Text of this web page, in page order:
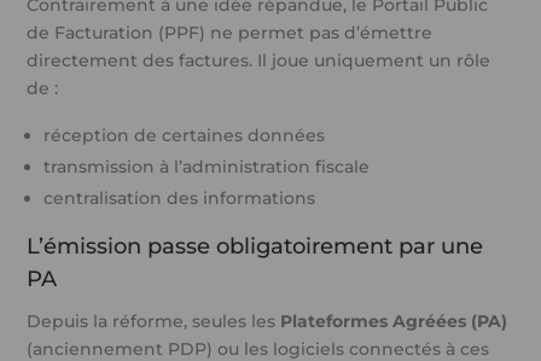
Contrairement à une idée répandue, le Portail Public
de Facturation (PPF) ne permet pas d’émettre
directement des factures. Il joue uniquement un rôle
de :
réception de certaines données
transmission à l’administration fiscale
centralisation des informations
L’émission passe obligatoirement par une
PA
Depuis la réforme, seules les Plateformes Agréées (PA)
(anciennement PDP) ou les logiciels connectés à ces